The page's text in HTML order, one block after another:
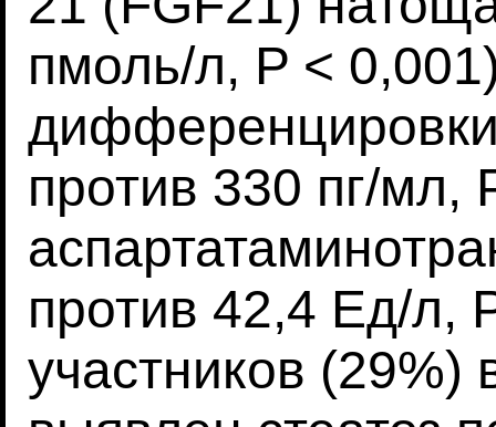
пмоль/л, P <
против 330 пг/мл,
против 42,4 Ед/л,
участников (29%)